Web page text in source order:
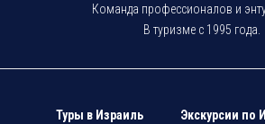
Команда профессионалов и
В туризме с 1995 года.
Туры в Израиль Экскурсии по